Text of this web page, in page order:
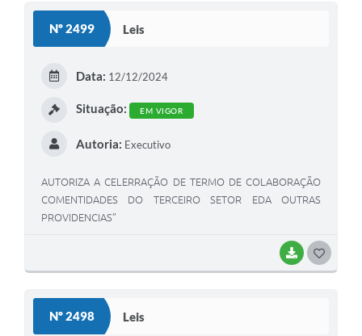
Nº 2499 Leis
BAIXAR
Data: 12/12/2024
Situação: EM VIGOR
Autoria: Executivo
AUTORIZA A CELERRAÇÃO DE TERMO DE COLABORAÇÃO
COMENTIDADES DO TERCEIRO SETOR EDA OUTRAS
PROVIDENCIAS”
Nº 2498 Leis